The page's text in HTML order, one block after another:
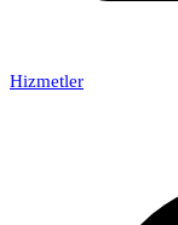
Hizmetler